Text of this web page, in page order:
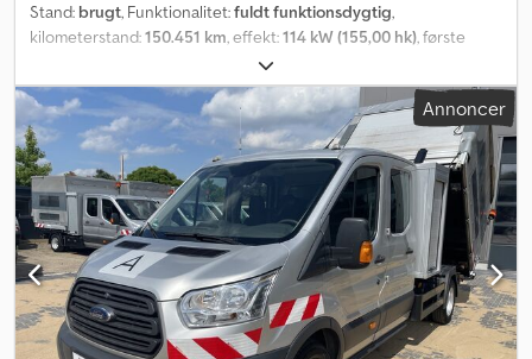
Stand: brugt, Funktionalitet:fuldt funktionsdygtig,
kilometerstand:150.451 km, effekt:114 kW (155,00 hk), første
, brændstoftype:
maksimal lastvægt:1.530 kg, samlet vægt:4.700 kg,
akslekonfiguration:4x2, næste syn (TÜV):01/2027, brændstof:
diesel
, farve: sølvfarvet , førerhus:anden, geartype: mekanisk,
antal gear:
, emissionsklasse:Euro 5, antal sæder:7, antal tidligere
ejere:1, Udstyr:ABS, airbag, bordincomputer, centrallås,
elektronisk stabilitetsprogram (ESP), immobilizersystem,
klimaanlæg, lastbilregistrering, servostyring, sodfilter,
trailertræk, Ford Transit tipbil med presenning og
stativopbygning Dobbeltkabine med 7 sæder Køretøj fra 1. ejer
Tidligere kommunalt / myndighedskøretøj Miljøvenlig Euro 5
Grønt miljømærke 6-trins manuel gearkasse Aircondition
Annoncer